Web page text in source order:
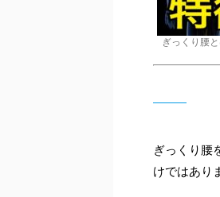
ぎっくり腰
ぎっくり腰
けではあり